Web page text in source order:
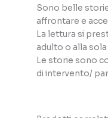
Sono belle
affrontare e
La lettura si
adulto o alla
Le storie sono
di intervento/